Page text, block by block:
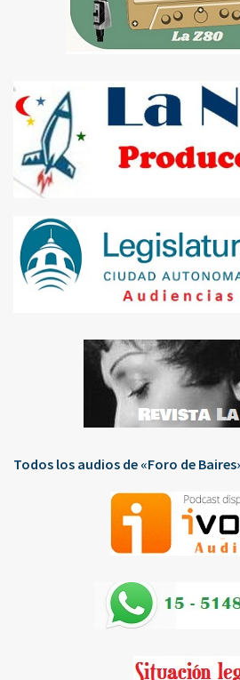
Todos los audios de «Foro de